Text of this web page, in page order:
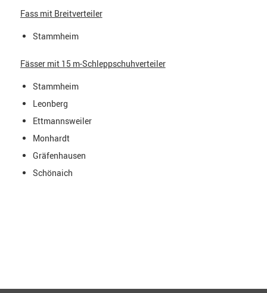
Fass mit Breitverteiler
Stammheim
Fässer mit 15 m-Schleppschuhverteiler
Stammheim
Leonberg
Ettmannsweiler
Monhardt
Gräfenhausen
Schönaich